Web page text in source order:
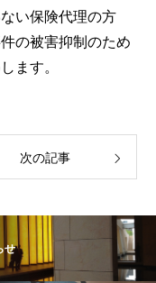
い保険代理の方
の被害抑制のため
ます。
次の記事
せ